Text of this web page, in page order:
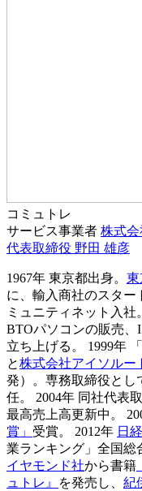
コミュトレ
サービス事業者 株式会
代表取締役 野田 雄彦
1967年 東京都出身。 東
に、輸入商社のスター
ミュニティネット入
BTOパソコンの販売、
立ち上げる。 1999年
と株式会社アイソルー
発）。専務取締役とし
任。 2004年 同社代表
最高売上高更新中。
賞」 受賞。 2012年 日
業ランキング」全国総
イヤモンド社から書籍
ュトレ』
を発売し、 紀